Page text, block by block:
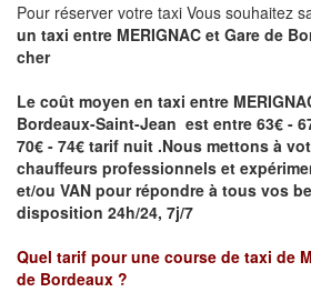
Pour réserver votre taxi Vous souhaitez
un taxi entre MERIGNAC et Gare de
cher
Le coût moyen en taxi entre
Bordeaux-Saint-Jean est entre 63€ -
70€ - 74€ tarif nuit .Nous mettons à
chauffeurs professionnels et
et/ou VAN pour répondre à tous vos
disposition 24h/24, 7j/7
Quel tarif pour une course de taxi de
de Bordeaux ?